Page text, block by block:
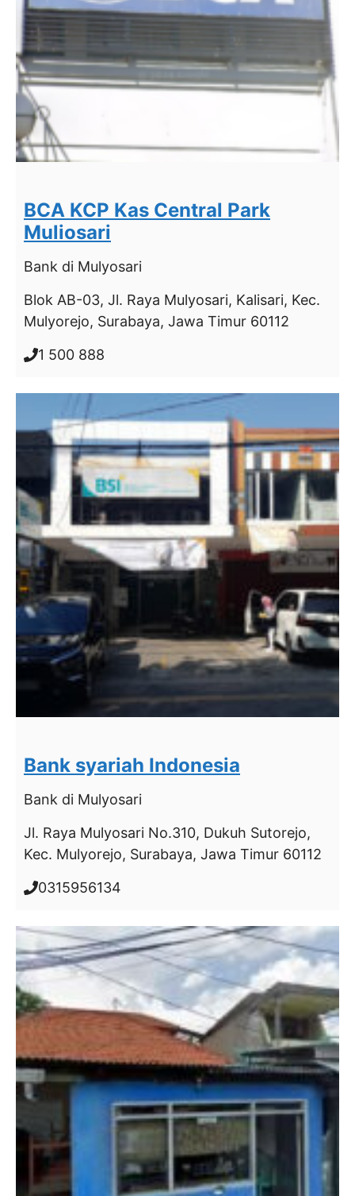
BCA KCP Kas Central Park
Muliosari
Bank di Mulyosari
Blok AB-03, Jl. Raya Mulyosari, Kalisari, Kec.
Mulyorejo, Surabaya, Jawa Timur 60112
1 500 888
Bank syariah Indonesia
Bank di Mulyosari
Jl. Raya Mulyosari No.310, Dukuh Sutorejo,
Kec. Mulyorejo, Surabaya, Jawa Timur 60112
0315956134